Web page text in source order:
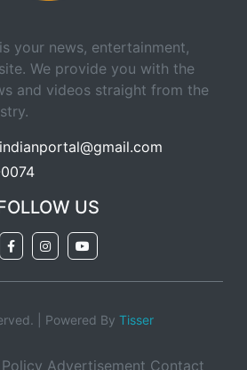
your news, entertainment,
We provide you with the
and videos straight from the
US
| Powered By Tisser
Advertisement Contact